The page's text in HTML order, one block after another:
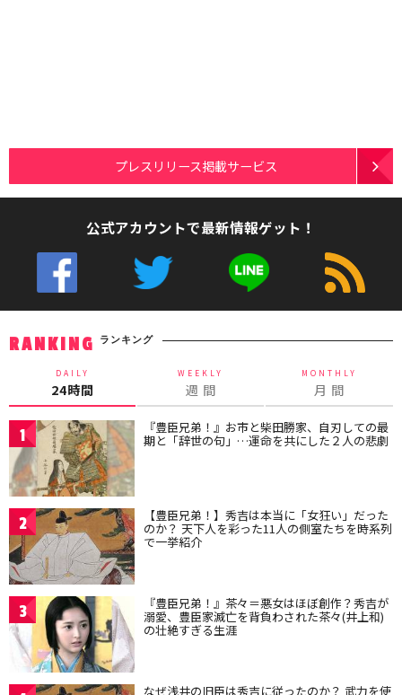
プレスリリース掲載サービス
公式アカウントで最新情報ゲット！
RANKING ランキング
DAILY
24時間
WEEKLY
週 間
MONTHLY
月 間
1 『豊臣兄弟！』お市と柴田勝家、自刃しての最
期と「辞世の句」…運命を共にした２人の悲劇
2 【豊臣兄弟！】秀吉は本当に「女狂い」だった
のか？ 天下人を彩った11人の側室たちを時系列
で一挙紹介
3 『豊臣兄弟！』茶々＝悪女はほぼ創作？秀吉が
溺愛、豊臣家滅亡を背負わされた茶々(井上和)
の壮絶すぎる生涯
なぜ浅井の旧臣は秀吉に従ったのか？ 武力を使